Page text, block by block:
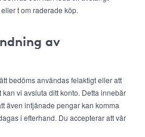
t om raderade köp.
av
bedöms användas felaktigt eller att
vi avsluta ditt konto. Detta innebär
även intjänade pengar kan komma
i efterhand. Du accepterar att vår